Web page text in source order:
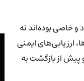
خاصی بوده‌اند نه
ارزیابی‌های ایمنی
پیش از بازگشت به